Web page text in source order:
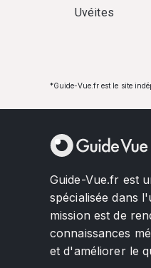
Uvéites
*Guide-Vue.fr est le site
Guide-Vue.fr est
spécialisée dans
mission est de
connaissances
et d'améliorer le